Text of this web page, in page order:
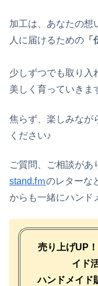
加工は、あなたの想
人に届けるための
少しずつでも取り入
美しく育っていきま
焦らず、楽しみなが
ください♪
ご質問、ご相談があ
stand.fｍのレターな
からも一緒にハンド
売り上げUP
イド
ハンドメイド